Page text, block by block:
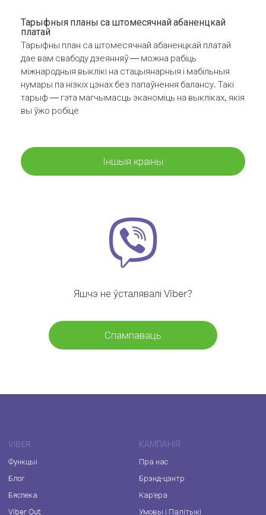
Тарыфныя планы са штомесячнай абаненцкай
платай
Тарыфны план са штомесячнай абаненцкай платай
дае вам свабоду дзеянняў — можна рабіць
міжнародныя выклікі на стацыянарныя і мабільныя
нумары па нізкіх цэнах без папаўнення балансу. Такі
тарыф — гэта магчымасць эканоміць на выкліках, якія
вы ўжо робіце
Іншыя краіны
Яшчэ не ўсталявалі Viber?
Спампаваць
VIBER
Функцыі
Блог
Бяспека
Viber Out
КАМПАНІЯ
Пра нас
Брэнд-цэнтр
Кар'ера
Умовы і Палітыкі